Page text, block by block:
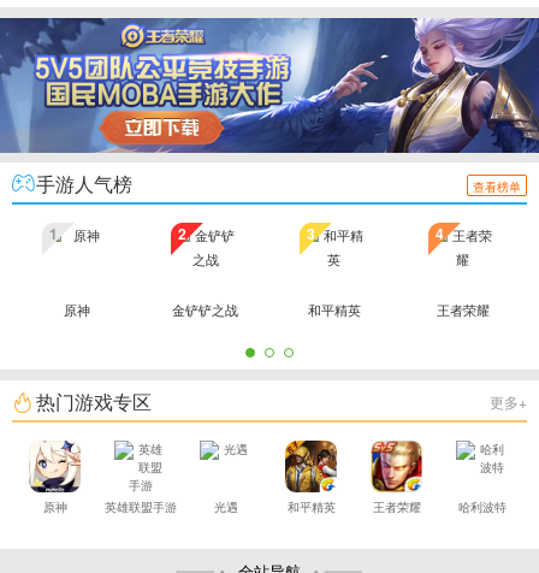
手游人气榜 查看榜单
原神
1
金铲铲之战
2
和平精英
3
王者荣耀
4
热门游戏专区 更多+
原神 英雄联盟手游 光遇 和平精英 王者荣耀 哈利波特